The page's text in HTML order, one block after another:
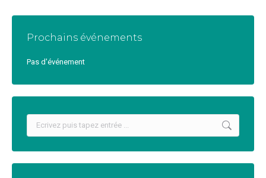
Prochains événements
Pas d'événement
Recherche
: